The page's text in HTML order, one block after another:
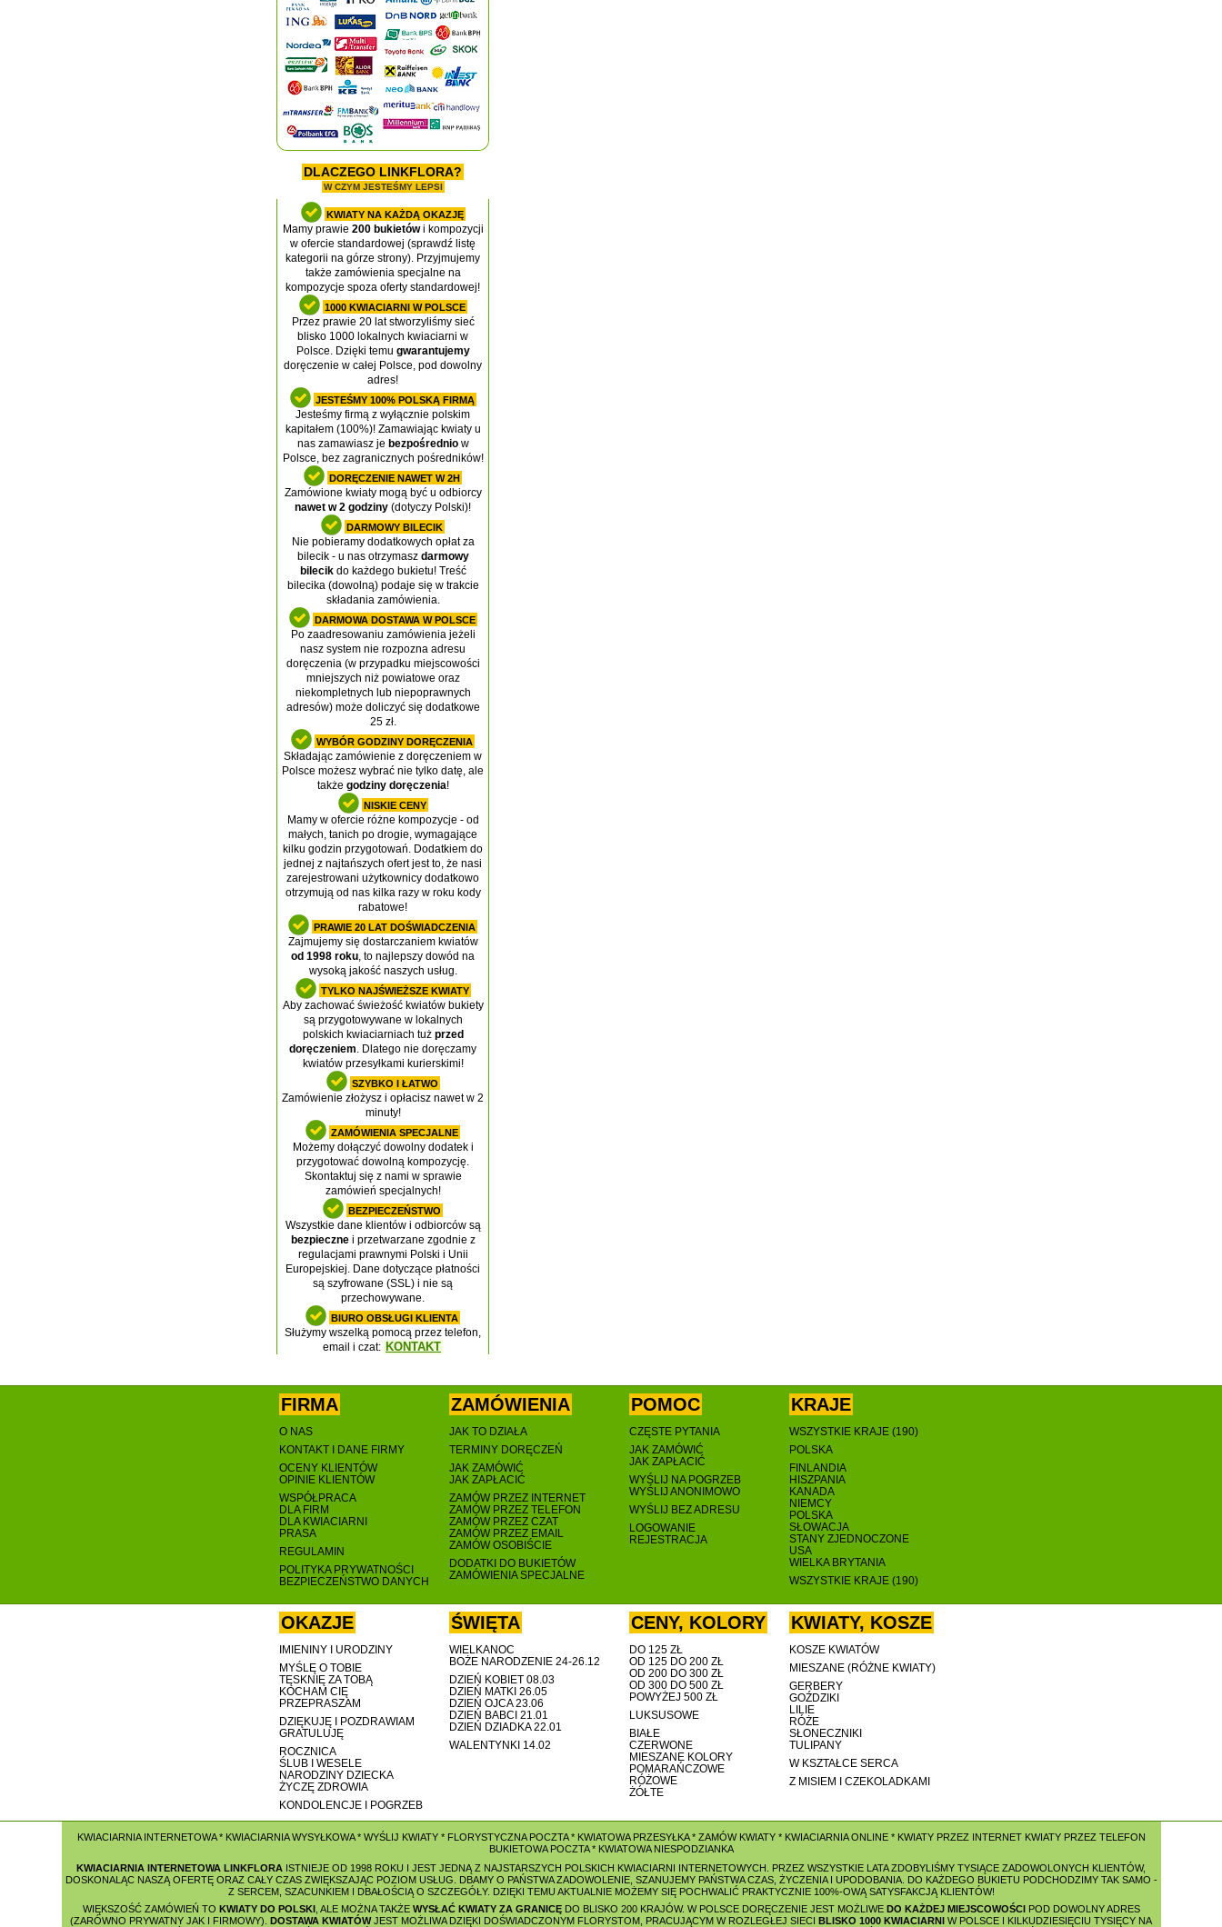
DLACZEGO LINKFLORA?
W CZYM JESTEŚMY LEPSI
KWIATY NA KAŻDĄ OKAZJĘ
Mamy prawie 200 bukietówi kompozycji
w ofercie standardowej (sprawdź listę
kategorii na górze strony). Przyjmujemy
także zamówienia specjalne na
kompozycje spoza oferty standardowej!
1000 KWIACIARNI W POLSCE
Przez prawie 20 lat stworzyliśmy sieć
blisko 1000 lokalnych kwiaciarni w
Polsce. Dzięki temu gwarantujemy
doręczenie w całej Polsce, pod dowolny
adres!
JESTEŚMY 100% POLSKĄ FIRMĄ
Jesteśmy firmą z wyłącznie polskim
kapitałem (100%)! Zamawiając kwiaty u
nas zamawiasz je bezpośredniow
Polsce, bez zagranicznych pośredników!
DORĘCZENIE NAWET W 2H
Zamówione kwiaty mogą być u odbiorcy
nawet w 2 godziny (dotyczy Polski)!
DARMOWY BILECIK
Nie pobieramy dodatkowych opłat za
bilecik - u nas otrzymasz darmowy
bilecikdo każdego bukietu! Treść
bilecika (dowolną) podaje się w trakcie
składania zamówienia.
DARMOWA DOSTAWA W POLSCE
Po zaadresowaniu zamówienia jeżeli
nasz system nie rozpozna adresu
doręczenia (w przypadku miejscowości
mniejszych niż powiatowe oraz
niekompletnych lub niepoprawnych
adresów) może doliczyć się dodatkowe
25 zł.
WYBÓR GODZINY DORĘCZENIA
Składając zamówienie z doręczeniem w
Polsce możesz wybrać nie tylko datę, ale
także godziny doręczenia!
NISKIE CENY
Mamy w ofercie różne kompozycje - od
małych, tanich po drogie, wymagające
kilku godzin przygotowań. Dodatkiem do
jednej z najtańszych ofert jest to, że nasi
zarejestrowani użytkownicy dodatkowo
otrzymują od nas kilka razy w roku kody
rabatowe!
PRAWIE 20 LAT DOŚWIADCZENIA
Zajmujemy się dostarczaniem kwiatów
od 1998 roku , to najlepszy dowód na
wysoką jakość naszych usług.
TYLKO NAJŚWIEŻSZE KWIATY
Aby zachować świeżość kwiatów bukiety
są przygotowywane w lokalnych
polskich kwiaciarniach tuż przed
doręczeniem . Dlatego nie doręczamy
kwiatów przesyłkami kurierskimi!
SZYBKO I ŁATWO
Zamówienie złożysz i opłacisz nawet w 2
minuty!
ZAMÓWIENIA SPECJALNE
Możemy dołączyć dowolny dodatek i
przygotować dowolną kompozycję.
Skontaktuj się z nami w sprawie
zamówień specjalnych!
BEZPIECZEŃSTWO
Wszystkie dane klientów i odbiorców są
bezpiecznei przetwarzane zgodnie z
regulacjami prawnymi Polski i Unii
Europejskiej. Dane dotyczące płatności
są szyfrowane (SSL) i nie są
przechowywane.
BIURO OBSŁUGI KLIENTA
Służymy wszelką pomocą przez telefon,
email i czat: KONTAKT
FIRMA
O NAS
KONTAKT I DANE FIRMY
OCENY KLIENTÓW
OPINIE KLIENTÓW
WSPÓŁPRACA
DLA FIRM
DLA KWIACIARNI
PRASA
REGULAMIN
POLITYKA PRYWATNOŚCI
BEZPIECZEŃSTWO DANYCH
ZAMÓWIENIA
JAK TO DZIAŁA
TERMINY DORĘCZEŃ
JAK ZAMÓWIĆ
JAK ZAPŁACIĆ
ZAMÓW PRZEZ INTERNET
ZAMÓW PRZEZ TELEFON
ZAMÓW PRZEZ CZAT
ZAMÓW PRZEZ EMAIL
ZAMÓW OSOBIŚCIE
DODATKI DO BUKIETÓW
ZAMÓWIENIA SPECJALNE
POMOC
CZĘSTE PYTANIA
JAK ZAMÓWIĆ
JAK ZAPŁACIĆ
WYŚLIJ NA POGRZEB
WYŚLIJ ANONIMOWO
WYŚLIJ BEZ ADRESU
LOGOWANIE
REJESTRACJA
KRAJE
WSZYSTKIE KRAJE (190)
POLSKA
FINLANDIA
HISZPANIA
KANADA
NIEMCY
POLSKA
SŁOWACJA
STANY ZJEDNOCZONE
USA
WIELKA BRYTANIA
WSZYSTKIE KRAJE (190)
OKAZJE
IMIENINY I URODZINY
MYŚLĘ O TOBIE
TĘSKNIĘ ZA TOBĄ
KOCHAM CIĘ
PRZEPRASZAM
DZIĘKUJĘ I POZDRAWIAM
GRATULUJĘ
ROCZNICA
ŚLUB I WESELE
NARODZINY DZIECKA
ŻYCZĘ ZDROWIA
KONDOLENCJE I POGRZEB
ŚWIĘTA
WIELKANOC
BOŻE NARODZENIE 24-26.12
DZIEŃ KOBIET 08.03
DZIEŃ MATKI 26.05
DZIEŃ OJCA 23.06
DZIEŃ BABCI 21.01
DZIEŃ DZIADKA 22.01
WALENTYNKI 14.02
CENY, KOLORY
DO 125 ZŁ
OD 125 DO 200 ZŁ
OD 200 DO 300 ZŁ
OD 300 DO 500 ZŁ
POWYŻEJ 500 ZŁ
LUKSUSOWE
BIAŁE
CZERWONE
MIESZANE KOLORY
POMARAŃCZOWE
RÓŻOWE
ŻÓŁTE
KWIATY, KOSZE
KOSZE KWIATÓW
MIESZANE (RÓŻNE KWIATY)
GERBERY
GOŹDZIKI
LILIE
RÓŻE
SŁONECZNIKI
TULIPANY
W KSZTAŁCE SERCA
Z MISIEM I CZEKOLADKAMI
KWIACIARNIA INTERNETOWA* KWIACIARNIA WYSYŁKOWA* WYŚLIJ KWIATY* FLORYSTYCZNA POCZTA* KWIATOWA PRZESYŁKA* ZAMÓW KWIATY* KWIACIARNIA ONLINE* KWIATY PRZEZ INTERNET KWIATY PRZEZ TELEFON
BUKIETOWA POCZTA * KWIATOWA NIESPODZIANKA
KWIACIARNIA INTERNETOWA LINKFLORA ISTNIEJE OD 1998 ROKU I JEST JEDNĄ Z NAJSTARSZYCH POLSKICH KWIACIARNI INTERNETOWYCH. PRZEZ WSZYSTKIE LATA ZDOBYLIŚMY TYSIĄCE ZADOWOLONYCH KLIENTÓW,
DOSKONALĄC NASZĄ OFERTĘ ORAZ CAŁY CZAS ZWIĘKSZAJĄC POZIOM USŁUG. DBAMY O PAŃSTWA ZADOWOLENIE, SZANUJEMY PAŃSTWA CZAS, ŻYCZENIA I UPODOBANIA. DO KAŻDEGO BUKIETU PODCHODZIMY TAK SAMO -
Z SERCEM, SZACUNKIEM I DBAŁOŚCIĄ O SZCZEGÓŁY. DZIĘKI TEMU AKTUALNIE MOŻEMY SIĘ POCHWALIĆ PRAKTYCZNIE 100%-OWĄ SATYSFAKCJĄ KLIENTÓW!
WIĘKSZOŚĆ ZAMÓWIEŃ TO KWIATY DO POLSKI, ALE MOŻNA TAKŻE WYSŁAĆ KWIATY ZA GRANICĘDO BLISKO 200 KRAJÓW. W POLSCE DORĘCZENIE JEST MOŻLIWE DO KAŻDEJ MIEJSCOWOŚCIPOD DOWOLNY ADRES
(ZARÓWNO PRYWATNY JAK I FIRMOWY). DOSTAWA KWIATÓWJEST MOŻLIWA DZIĘKI DOŚWIADCZONYM FLORYSTOM, PRACUJĄCYM W ROZLEGŁEJ SIECI BLISKO 1000 KWIACIARNI W POLSCE I KILKUDZIESIĘCIU TYSIĘCY NA